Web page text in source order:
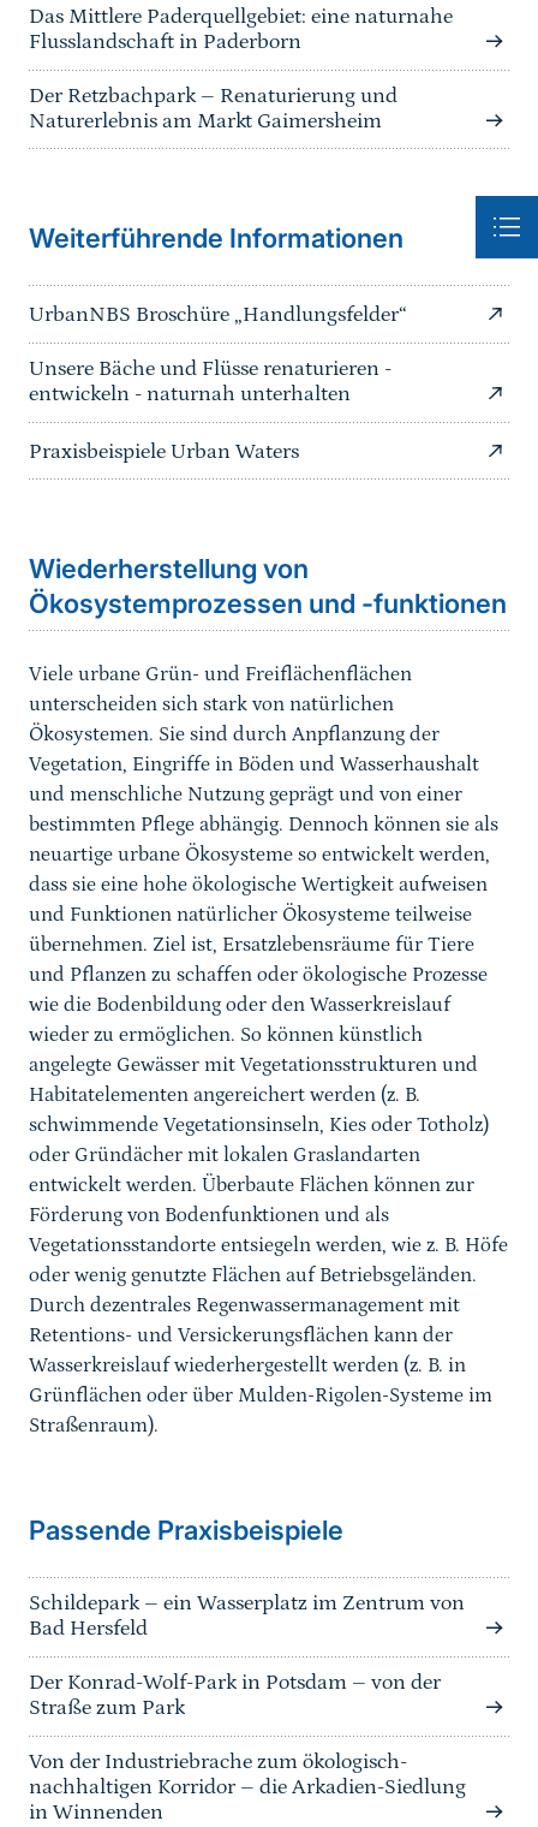
Das Mittlere Paderquellgebiet: eine naturnahe
Flusslandschaft in Paderborn
Der Retzbachpark – Renaturierung und
Naturerlebnis am Markt Gaimersheim
Weiterführende Informationen
UrbanNBS Broschüre „Handlungsfelder“
Unsere Bäche und Flüsse renaturieren -
entwickeln - naturnah unterhalten
Praxisbeispiele Urban Waters
Wiederherstellung von
Ökosystemprozessen und -funktionen
Viele urbane Grün- und Freiflächenflächen
unterscheiden sich stark von natürlichen
Ökosystemen. Sie sind durch Anpflanzung der
Vegetation, Eingriffe in Böden und Wasserhaushalt
und menschliche Nutzung geprägt und von einer
bestimmten Pflege abhängig. Dennoch können sie als
neuartige urbane Ökosysteme so entwickelt werden,
dass sie eine hohe ökologische Wertigkeit aufweisen
und Funktionen natürlicher Ökosysteme teilweise
übernehmen. Ziel ist, Ersatzlebensräume für Tiere
und Pflanzen zu schaffen oder ökologische Prozesse
wie die Bodenbildung oder den Wasserkreislauf
wieder zu ermöglichen. So können künstlich
angelegte Gewässer mit Vegetationsstrukturen und
Habitatelementen angereichert werden (z. B.
schwimmende Vegetationsinseln, Kies oder Totholz)
oder Gründächer mit lokalen Graslandarten
entwickelt werden. Überbaute Flächen können zur
Förderung von Bodenfunktionen und als
Vegetationsstandorte entsiegeln werden, wie z. B. Höfe
oder wenig genutzte Flächen auf Betriebsgeländen.
Durch dezentrales Regenwassermanagement mit
Retentions- und Versickerungsflächen kann der
Wasserkreislauf wiederhergestellt werden (z. B. in
Grünflächen oder über Mulden-Rigolen-Systeme im
Straßenraum).
Passende Praxisbeispiele
Schildepark – ein Wasserplatz im Zentrum von
Bad Hersfeld
Der Konrad-Wolf-Park in Potsdam – von der
Straße zum Park
Von der Industriebrache zum ökologisch-
nachhaltigen Korridor – die Arkadien-Siedlung
in Winnenden